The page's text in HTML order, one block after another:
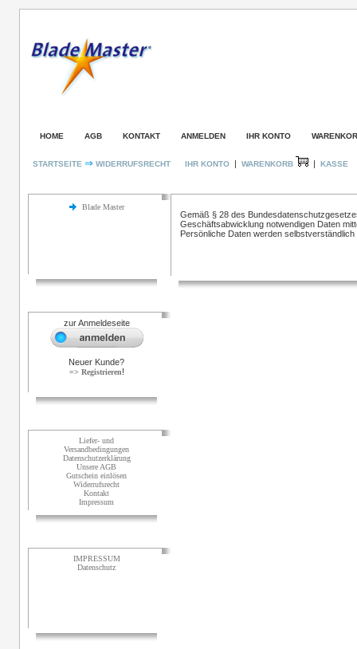
HOME AGB KONTAKT ANMELDEN IHR KONTO
STARTSEITE ⇒ WIDERRUFSRECHT IHR KONTO | WARENKORB | KASSE
Blade Master
zur Anmeldeseite
Neuer Kunde?
=> Registrieren!
Liefer- und
Versandbedingungen
Datenschutzerklärung
Unsere AGB
Gutschein einlösen
Widerrufsrecht
Kontakt
Impressum
IMPRESSUM
Datenschutz
Gemäß § 28 des
Geschäftsabwicklung notwendigen Daten
Persönliche Daten werden